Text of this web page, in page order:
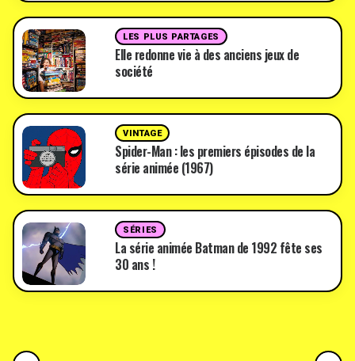
LES PLUS PARTAGES
Elle redonne vie à des anciens jeux de
société
VINTAGE
Spider-Man : les premiers épisodes de la
série animée (1967)
SÉRIES
La série animée Batman de 1992 fête ses
30 ans !